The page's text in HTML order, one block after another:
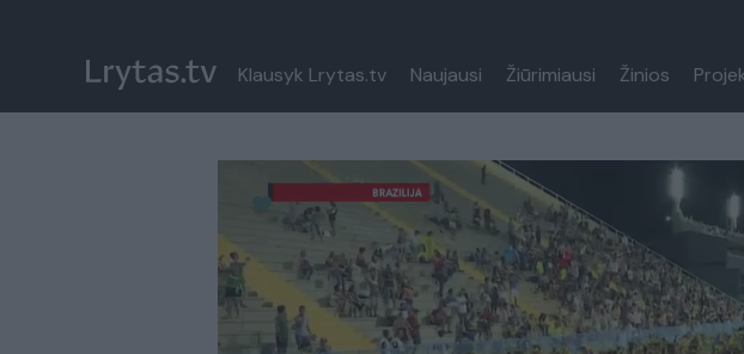
Klausyk Lrytas.tv Naujausi Žiūrimiausi Žinios
Paremkite Ukrainą